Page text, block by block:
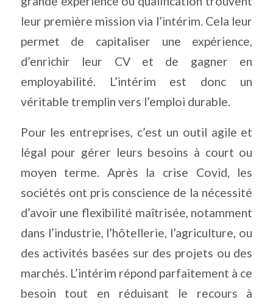
leur première mission via l’intérim. Cela leur
permet de capitaliser une expérience,
d’enrichir leur CV et de gagner en
employabilité. L’intérim est donc un
véritable tremplin vers l’emploi durable.
Pour les entreprises, c’est un outil agile et
légal pour gérer leurs besoins à court ou
moyen terme. Après la crise Covid, les
sociétés ont pris conscience de la nécessité
d’avoir une flexibilité maîtrisée, notamment
dans l’industrie, l’hôtellerie, l’agriculture, ou
des activités basées sur des projets ou des
marchés. L’intérim répond parfaitement à ce
besoin tout en réduisant le recours à